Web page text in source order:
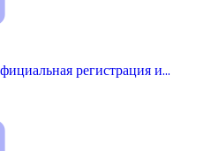
регистрация и…